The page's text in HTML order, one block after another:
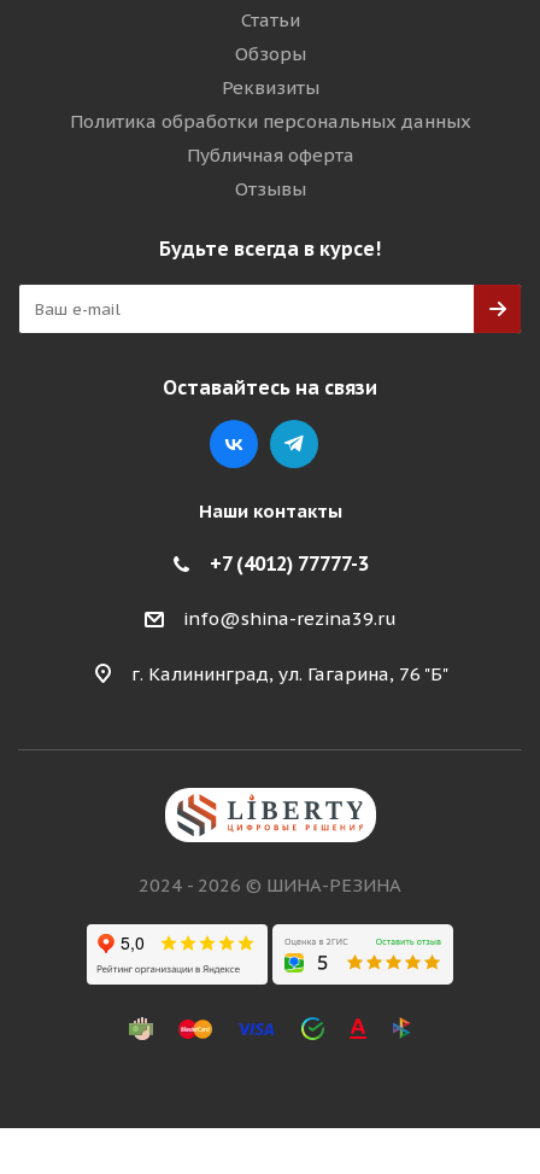
Статьи
Обзоры
Реквизиты
Политика обработки персональных данных
Публичная оферта
Отзывы
Будьте всегда в курсе!
Оставайтесь на связи
Наши контакты
+7 (4012) 77777-3
info@shina-rezina39.ru
г. Калининград, ул. Гагарина, 76 "Б"
2024 - 2026 © ШИНА-РЕЗИНА